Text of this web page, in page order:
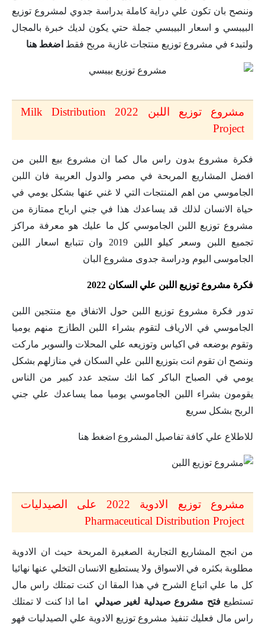
وننصح بان تكون علي دراية كاملة بدراسة جدوي لمشروع توزيع
البيبسي و اسعار البيبسي جملة حتي يكون لديك خبرة بالمجال
ولتبدء في مشروع توزيع منتجات غازية مربح فقط اضغط هنا
مشروع توزيع اللبن 2022 Milk Distribution
Project
فكرة مشروع بدون راس مال كما ان مشروع بيع اللبن من
افضل المشاريع المربحة في مصر والدول العربية فان اللبن
الجاموسي من اهم المنتجات التي لا غني عنها بشكل يومي في
حياة الانسان لذلك قد يساعدك هذا في جني ارباح ممتازة من
مشروع توزيع اللبن الجاموسي كل ما عليك هو معرفة مراكز
تجميع اللبن وسعر كيلو اللبن 2019 وان تتبابع اسعار اللبن
الجاموسى اليوم ودراسة جدوى مشروع البان
فكرة مشروع توزيع اللبن علي السكان 2022
تدور فكرة مشروع توزيع اللبن حول الاتفاق مع منتجين اللبن
الجاموسي في الارياف لتقوم بشراء اللبن الطازج منهم يوميا
وتقوم بوضعه في اكياس وتوزيعه علي المحلات والسوبر ماركت
وننصح ان تقوم انت بتوزيع اللبن علي السكان في منازلهم بشكل
يومي في الصباح الباكر كما انك ستجد عدد كبير من الناس
يقومون بشراء اللبن الجاموسي يوميا مما يساعدك علي جني
الربح بشكل سريع
للاطلاع علي كافة تفاصيل المشروع اضغط هنا
مشروع توزيع الادوية 2022 على الصيدليات
Pharmaceutical Distribution Project
من انجح المشاريع التجارية الصغيرة المربحة حيث ان الادوية
مطلوبة بكثره في الاسواق ولا يستطيع الانسان التخلي عنها نهائيا
كل ما علي اتباع الشرح في هذا المقا ان كنت تمتلك راس مال
تستطيعفتح مشروع صيدلية لغير صيدلي اما اذا كنت لا تمتلك
راس مال فعليك تنفيذ مشروع توزيع الادوية علي الصيدليات فهو